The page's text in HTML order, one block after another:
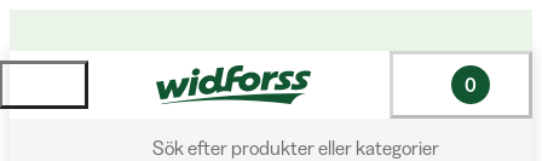
Sök efter produkter eller kategorier
0